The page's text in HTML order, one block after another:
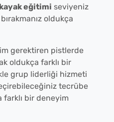
kayak eğitimi seviyeniz
oldukça
gerektiren pistlerde
oldukça farklı bir
grup liderliği hizmeti
tecrübe
farklı bir deneyim